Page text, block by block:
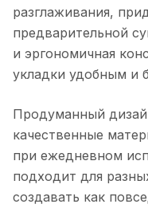
разглаживания,
предварительной
и эргономичная
укладки удобным и
Продуманный
качественные
при ежедневном
подходит для
создавать как